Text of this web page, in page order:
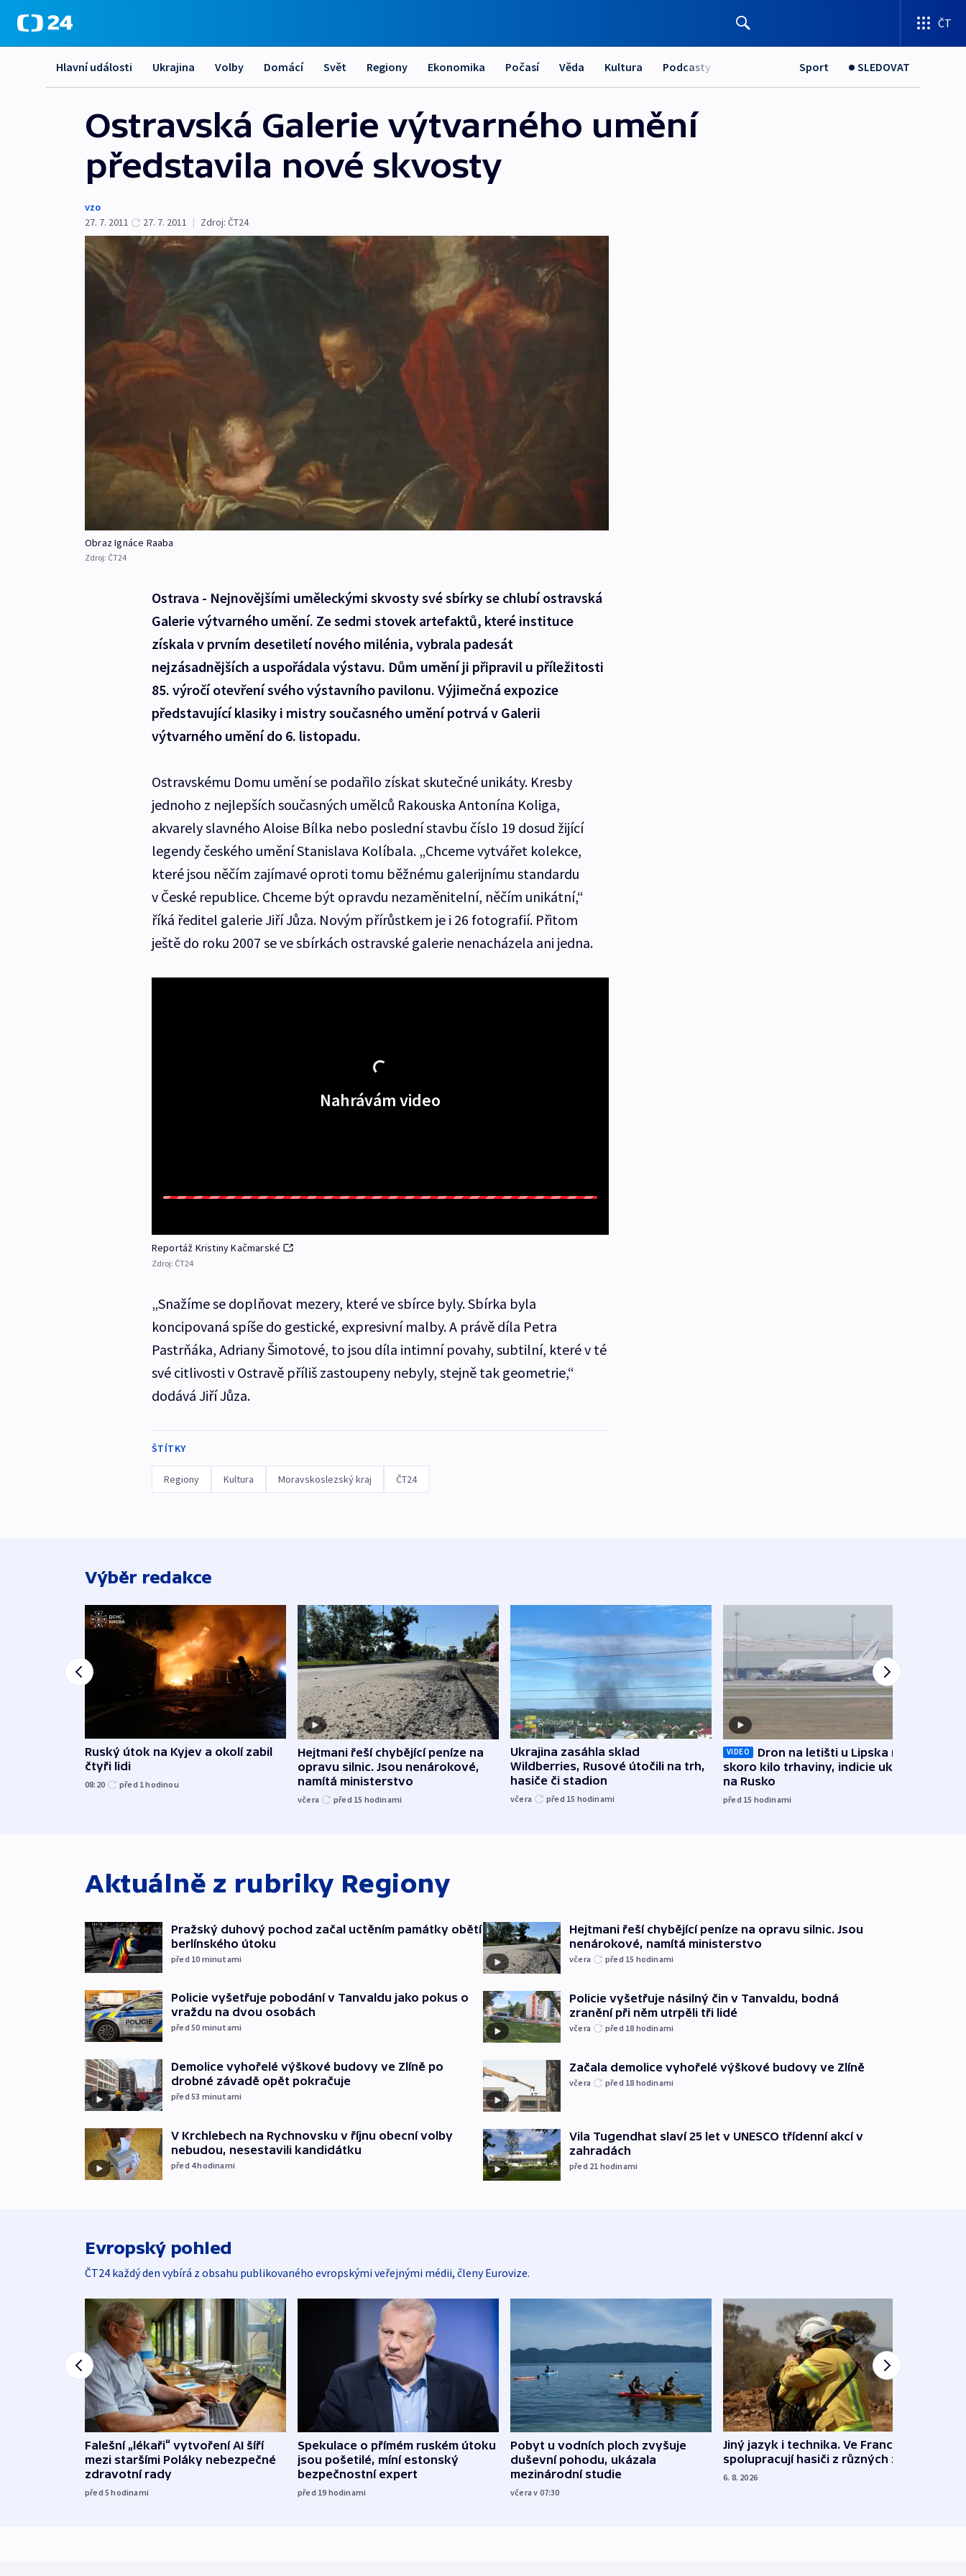
ČT
Hlavní události Ukrajina Volby Domácí Svět Regiony Ekonomika Počasí Věda Kultura Podcasty Sport SLEDOVAT
Ostravská Galerie výtvarného umění
představila nové skvosty
vzo
27. 7. 2011
27. 7. 2011 | Zdroj: ČT24
Obraz Ignáce Raaba
Zdroj: ČT24
Ostrava - Nejnovějšími uměleckými skvosty své sbírky se chlubí ostravská
Galerie výtvarného umění. Ze sedmi stovek artefaktů, které instituce
získala v prvním desetiletí nového milénia, vybrala padesát
nejzásadnějších a uspořádala výstavu. Dům umění ji připravil u příležitosti
85. výročí otevření svého výstavního pavilonu. Výjimečná expozice
představující klasiky i mistry současného umění potrvá v Galerii
výtvarného umění do 6. listopadu.
Ostravskému Domu umění se podařilo získat skutečné unikáty. Kresby
jednoho z nejlepších současných umělců Rakouska Antonína Koliga,
akvarely slavného Aloise Bílka nebo poslední stavbu číslo 19 dosud žijící
legendy českého umění Stanislava Kolíbala. „Chceme vytvářet kolekce,
které jsou něčím zajímavé oproti tomu běžnému galerijnímu standardu
v České republice. Chceme být opravdu nezaměnitelní, něčím unikátní,“
říká ředitel galerie Jiří Jůza. Novým přírůstkem je i 26 fotografií. Přitom
ještě do roku 2007 se ve sbírkách ostravské galerie nenacházela ani jedna.
Nahrávám video
Reportáž Kristiny Kačmarské
Zdroj: ČT24
„Snažíme se doplňovat mezery, které ve sbírce byly. Sbírka byla
koncipovaná spíše do gestické, expresivní malby. A právě díla Petra
Pastrňáka, Adriany Šimotové, to jsou díla intimní povahy, subtilní, které v té
své citlivosti v Ostravě příliš zastoupeny nebyly, stejně tak geometrie,“
dodává Jiří Jůza.
ŠTÍTKY
Regiony Kultura Moravskoslezský kraj ČT24
Výběr redakce
Ruský útok na Kyjev a okolí zabil
čtyři lidi
08:20 před 1hodinou
Hejtmani řeší chybějící peníze na
opravu silnic. Jsou nenárokové,
namítá ministerstvo
včera před 15 hodinami
Ukrajina zasáhla sklad
Wildberries, Rusové útočili na trh,
hasiče či stadion
včera před 15 hodinami
VIDEO
Dron na letišti u Lipska nesl
skoro kilo trhaviny, indicie ukazují
na Rusko
před 15 hodinami
Aktuálně z rubriky Regiony
Pražský duhový pochod začal uctěním památky obětí
berlínského útoku
před 10 minutami
Policie vyšetřuje pobodání v Tanvaldu jako pokus o
vraždu na dvou osobách
před 50 minutami
Demolice vyhořelé výškové budovy ve Zlíně po
drobné závadě opět pokračuje
před 53 minutami
V Krchlebech na Rychnovsku v říjnu obecní volby
nebudou, nesestavili kandidátku
před 4hodinami
Hejtmani řeší chybějící peníze na opravu silnic. Jsou
nenárokové, namítá ministerstvo
včera před 15 hodinami
Policie vyšetřuje násilný čin v Tanvaldu, bodná
zranění při něm utrpěli tři lidé
včera před 18 hodinami
Začala demolice vyhořelé výškové budovy ve Zlíně
včera před 18 hodinami
Vila Tugendhat slaví 25 let v UNESCO třídenní akcí v
zahradách
před 21 hodinami
Evropský pohled
ČT24 každý den vybírá z obsahu publikovaného evropskými veřejnými médii, členy Eurovize.
Falešní „lékaři“ vytvoření AI šíří
mezi staršími Poláky nebezpečné
zdravotní rady
před 5hodinami
Spekulace o přímém ruském útoku
jsou pošetilé, míní estonský
bezpečnostní expert
před 19 hodinami
Pobyt u vodních ploch zvyšuje
duševní pohodu, ukázala
mezinárodní studie
včera v 07:30
Jiný jazyk i technika. Ve Francii
spolupracují hasiči z různých zemí
6. 8. 2026